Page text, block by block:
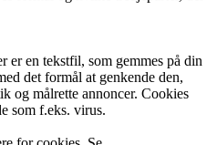
er en tekstfil, som gemmes på din
det formål at genkende den,
og målrette annoncer. Cookies
som f.eks. virus.